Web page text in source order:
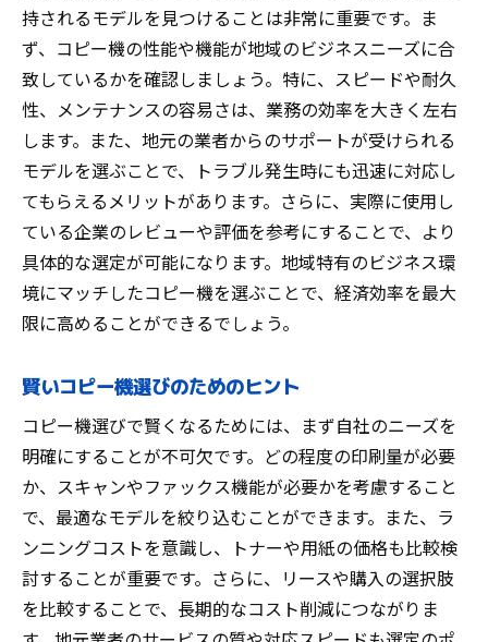
持されるモデルを見つけることは非常に重要です。ま
ず、コピー機の性能や機能が地域のビジネスニーズに合
致しているかを確認しましょう。特に、スピードや耐久
性、メンテナンスの容易さは、業務の効率を大きく左右
します。また、地元の業者からのサポートが受けられる
モデルを選ぶことで、トラブル発生時にも迅速に対応し
てもらえるメリットがあります。さらに、実際に使用し
ている企業のレビューや評価を参考にすることで、より
具体的な選定が可能になります。地域特有のビジネス環
境にマッチしたコピー機を選ぶことで、経済効率を最大
限に高めることができるでしょう。
賢いコピー機選びのためのヒント
コピー機選びで賢くなるためには、まず自社のニーズを
明確にすることが不可欠です。どの程度の印刷量が必要
か、スキャンやファックス機能が必要かを考慮すること
で、最適なモデルを絞り込むことができます。また、ラ
ンニングコストを意識し、トナーや用紙の価格も比較検
討することが重要です。さらに、リースや購入の選択肢
を比較することで、長期的なコスト削減につながりま